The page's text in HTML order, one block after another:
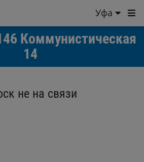
Уфа
Коммунистическая
14
не на связи